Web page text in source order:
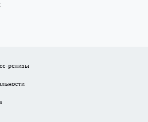
релизы